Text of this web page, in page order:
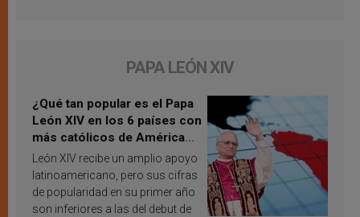
PAPA LEÓN XIV
¿Qué tan popular es el Papa
León XIV en los 6 países con
más católicos de América
Latina en 2026? Publican
resultados de investigación
León XIV recibe un amplio apoyo
latinoamericano, pero sus cifras
de popularidad en su primer año
son inferiores a las del debut de